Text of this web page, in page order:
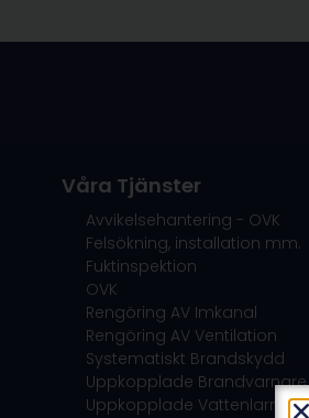
Våra Tjänster
Avvikelsehantering - OVK
Felsökning, installation mm.
Fuktinspektion
OVK
Rengöring AV Imkanal
Rengöring AV Ventilation
Systematiskt Brandskydd
Uppkopplade Brandvarnare
Uppkopplade Vattenlarm